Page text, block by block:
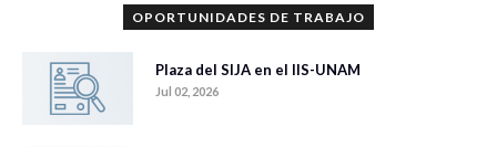
OPORTUNIDADES DE TRABAJO
Plaza del SIJA en el IIS-UNAM
Jul 02, 2026